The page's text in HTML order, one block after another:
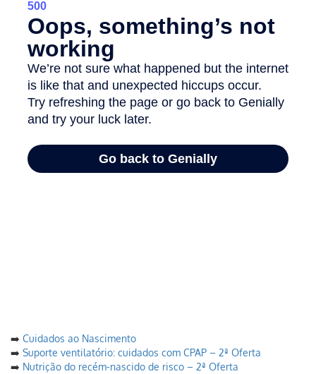
➡️ Cuidados ao Nascimento
➡️ Suporte ventilatório: cuidados com CPAP – 2ª Oferta
➡️ Nutrição do recém-nascido de risco – 2ª Oferta